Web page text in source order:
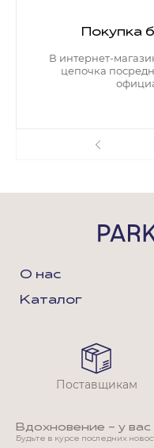
Покупка
В интернет-
цепочка
О нас
Каталог
Вдохновение - у вас
Будьте в курсе последних
Поставщикам